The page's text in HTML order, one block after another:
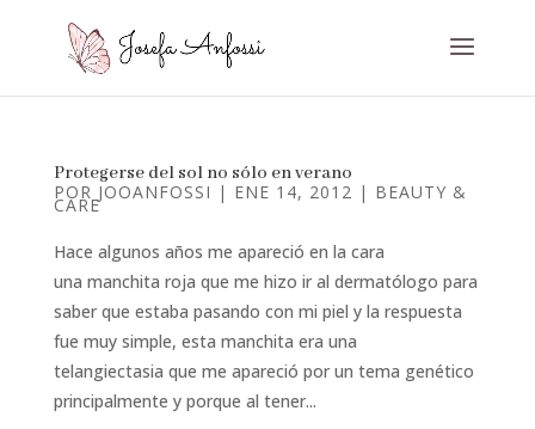
Protegerse del sol no sólo en verano
POR JOOANFOSSI | ENE 14, 2012 | BEAUTY &
CARE
Hace algunos años me apareció en la cara
una manchita roja que me hizo ir al dermatólogo para
saber que estaba pasando con mi piel y la respuesta
fue muy simple, esta manchita era una
telangiectasia que me apareció por un tema genético
principalmente y porque al tener...